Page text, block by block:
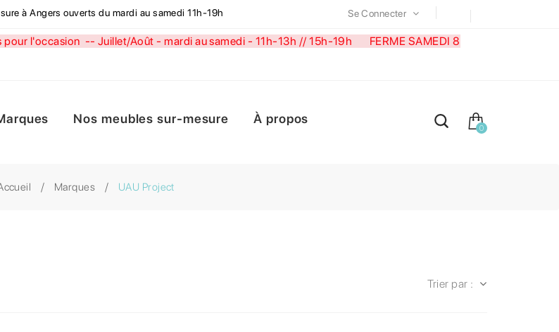
à Angers ouverts du mardi au samedi 11h-19h Se Connecter
pour l'occasion -- Juillet/Août - mardi au samedi - 11h-13h // 15h-19h FERME SAMEDI 8
Nos meubles sur-mesure À propos
0
Marques UAU Project
Trier par :